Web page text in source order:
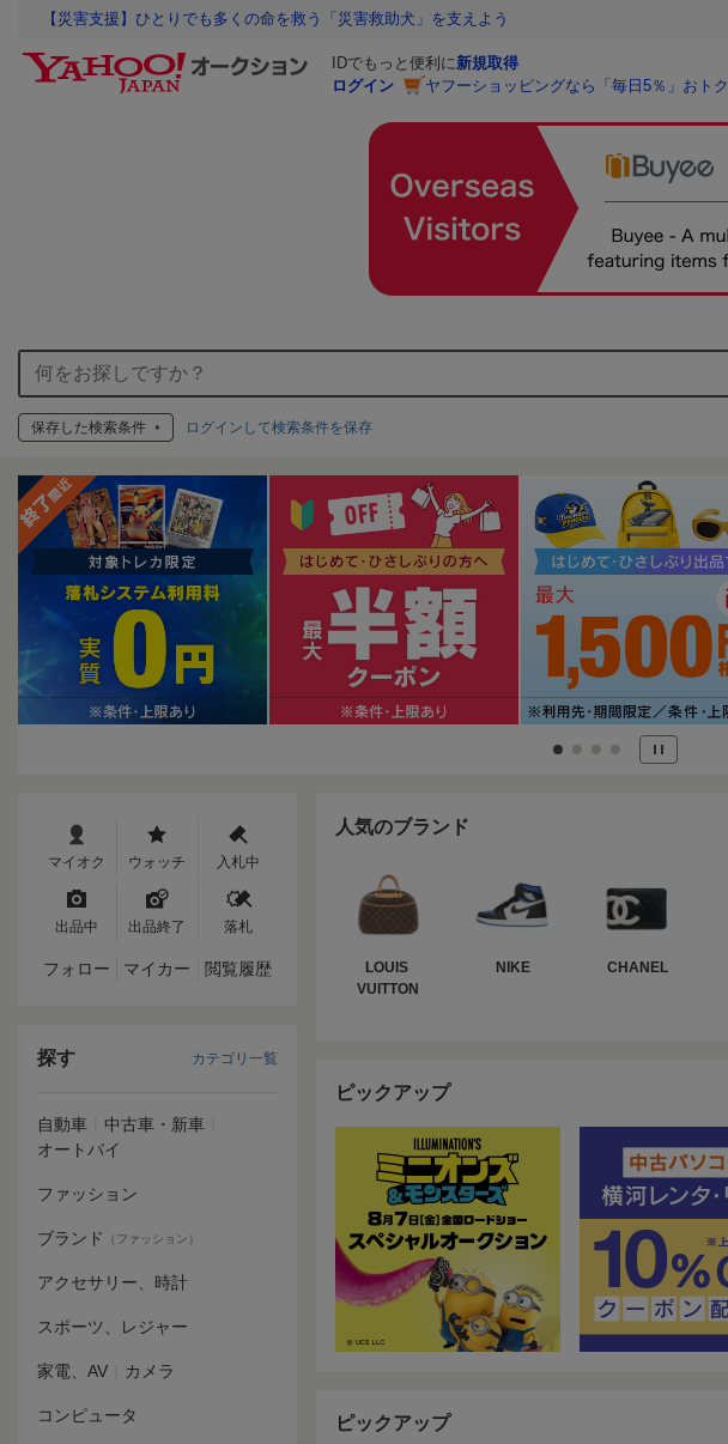
【災害支援】ひとりでも多くの命を救う「災害救助犬」を支えよう
IDでもっと便利に 新規取得
ログイン
ヤフーショッピングなら「毎日5％」おトク
保存した検索条件 ログインして検索条件を保存
マイオク ウォッチ 入札中
出品中 出品終了 落札
フォロー マイカー 閲覧履歴
探す カテゴリ一覧
自動車 中古車・新車
オートバイ
ファッション
ブランド （ファッション）
アクセサリー、時計
スポーツ、レジャー
家電、AV カメラ
コンピュータ
人気のブランド
LOUIS
VUITTON
NIKE CHANEL
ピックアップ
ピックアップ